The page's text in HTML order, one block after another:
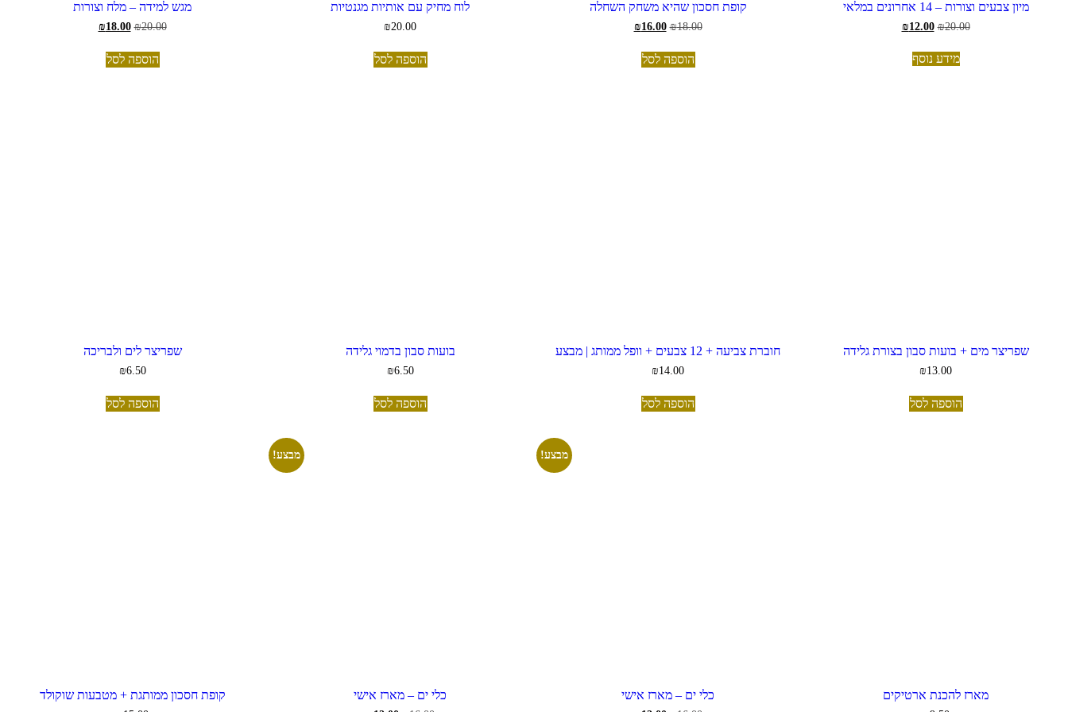
מיון צבעים וצורות – 14 אחרונים במלאי
₪20.00
המחיר
היה:
₪20.00.
₪12.00
המחיר
מידע נוסף
קופת חסכון שהיא משחק השחלה
₪18.00
המחיר
היה:
₪18.00.
₪16.00
המחיר
הוספה לסל
לוח מחיק עם אותיות מגנטיות
₪20.00
הוספה לסל
מגש למידה – מלח וצורות
₪20.00
המחיר
היה:
₪20.00.
₪18.00
המחיר
הוספה לסל
שפריצר מים + בועות סבון בצורת גלידה
₪13.00
הוספה לסל
חוברת צביעה + 12 צבעים + וופל ממותג | מבצע
₪14.00
הוספה לסל
בועות סבון בדמוי גלידה
₪6.50
הוספה לסל
שפריצר לים ולבריכה
₪6.50
הוספה לסל
מארז להכנת ארטיקים
מבצע!
כלי ים – מארז אישי
מבצע!
כלי ים – מארז אישי קופת חסכון ממותגת + מטבעות שוקולד